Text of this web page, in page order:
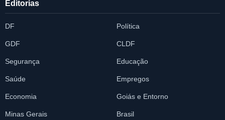
Editorias
DF Política
GDF CLDF
Segurança Educação
Saúde Empregos
Economia Goiás e Entorno
Minas Gerais Brasil